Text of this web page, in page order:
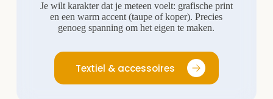
Je wilt karakter dat je meteen voelt: grafische print
en een warm accent (taupe of koper). Precies
genoeg spanning om het eigen te maken.
Textiel & accessoires